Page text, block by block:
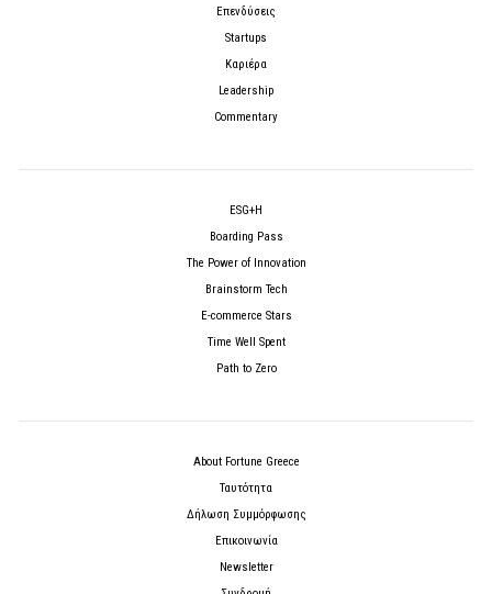
Επενδύσεις
Startups
Καριέρα
Leadership
Commentary
ESG+H
Boarding Pass
The Power of Innovation
Brainstorm Tech
E-commerce Stars
Time Well Spent
Path to Zero
About Fortune Greece
Ταυτότητα
Δήλωση Συμμόρφωσης
Επικοινωνία
Newsletter